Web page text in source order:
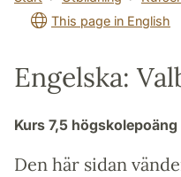
översättning till svenska
This page in English
Engelska:
Kurs 7,5 högskolepoäng
Den här sidan